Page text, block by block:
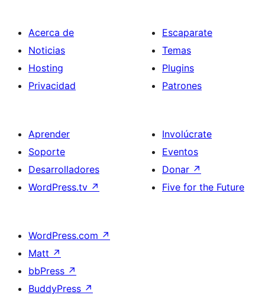
Acerca de
Noticias
Hosting
Privacidad
Escaparate
Temas
Plugins
Patrones
Aprender
Soporte
Desarrolladores
WordPress.tv ↗
Involúcrate
Eventos
Donar ↗
Five for the Future
WordPress.com ↗
Matt ↗
bbPress ↗
BuddyPress ↗